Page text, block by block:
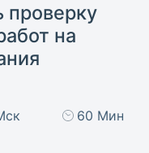
проверку
на
60 Мин